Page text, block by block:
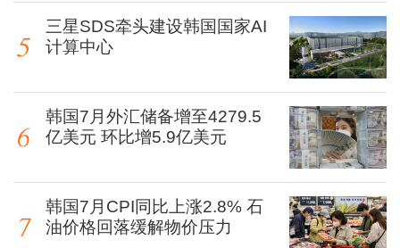
三星SDS牵头建设韩国国家AI
计算中心
韩国7月外汇储备增至4279.5
亿美元 环比增5.9亿美元
韩国7月CPI同比上涨2.8% 石
油价格回落缓解物价压力